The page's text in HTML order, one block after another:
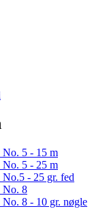
5 - 15 m
5 - 25 m
- 25 gr. fed
No. 8
8 - 10 gr. nøgle